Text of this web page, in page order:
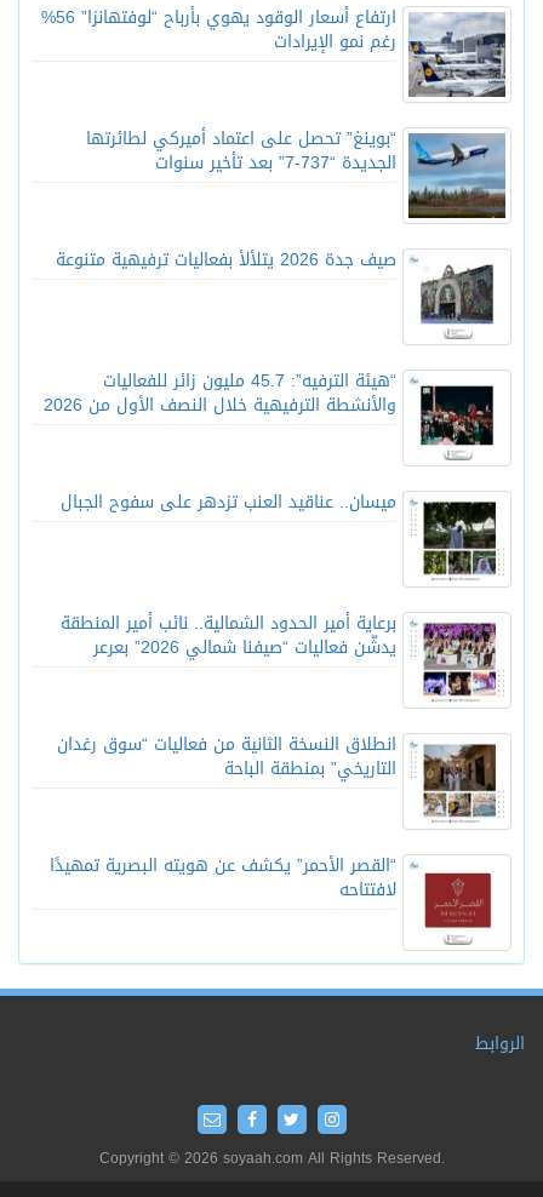
ارتفاع أسعار الوقود يهوي بأرباح “لوفتهانزا” 56%
رغم نمو الإيرادات
“بوينغ” تحصل على اعتماد أميركي لطائرتها
الجديدة “737-7” بعد تأخير سنوات
صيف جدة 2026 يتلألأ بفعاليات ترفيهية متنوعة
“هيئة الترفيه”: 45.7 مليون زائر للفعاليات
والأنشطة الترفيهية خلال النصف الأول من 2026
ميسان.. عناقيد العنب تزدهر على سفوح الجبال
برعاية أمير الحدود الشمالية.. نائب أمير المنطقة
يدشّن فعاليات “صيفنا شمالي 2026” بعرعر
انطلاق النسخة الثانية من فعاليات “سوق رغدان
التاريخي” بمنطقة الباحة
“القصر الأحمر” يكشف عن هويته البصرية تمهيدًا
لافتتاحه
الروابط
Copyright © 2026 soyaah.com All Rights Reserved.